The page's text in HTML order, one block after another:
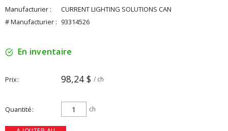
Manufacturier :
CURRENT LIGHTING SOLUTIONS CAN
# Manufacturier : 93314526
En inventaire
Prix 98,24 $ / ch
Quantité ch